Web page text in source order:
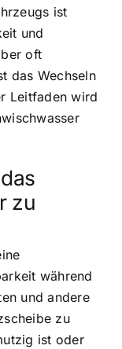
ist
und
oft
das Wechseln
Leitfaden wird
zu
während
und andere
zu
ist oder